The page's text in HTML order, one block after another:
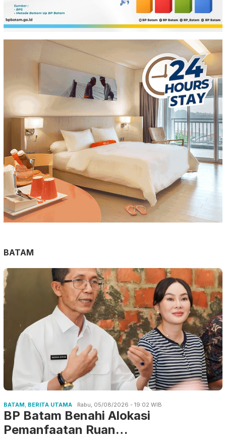
BATAM
BATAM, BERITA UTAMA Rabu, 05/08/2026 - 19:02 WIB
BP Batam Benahi Alokasi
Pemanfaatan Ruan…